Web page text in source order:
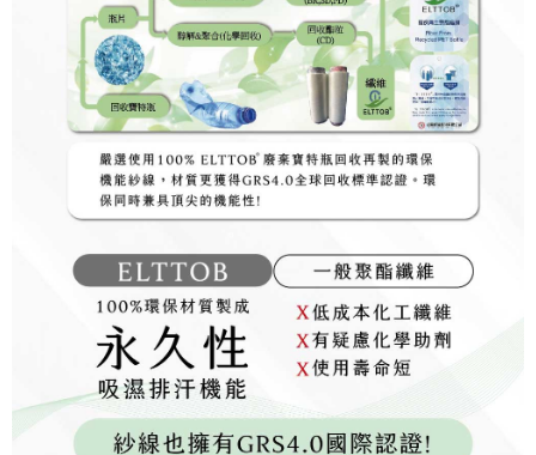
3. Jumlah kelulusan sebenar, bilangan ansuran dan jumlah bayaran
adalah berdasarkan halaman pengesahan transaksi seterusnya.
4. Dalam masa 30 minit selepas pesanan ditubuhkan, jika tidak pergi
untuk mengesahkan transaksi atau jika tidak lulus semakan, pesanan
akan dibatalkan secara automatik. Jika terdapat situasi "pindah untuk
semakan khusus" yang tidak lulus, ini menunjukkan bahawa sistem
penilaian boleh diberikan.
【Penerangan Kaedah Pembayaran】
pembayaran selepas tarikh penyelesaian bulanan.
2. Melalui pautan SMS untuk membuka bil, anda boleh memilih untuk
membayar melalui "Kod bar kedai serbaneka / Kedai rasmi Taiwan
Mobile / Pemindahan bank / Pembayaran J街口 / iPASS MONEY" dan
saluran lain.
【Nota Penting】
1. Perkhidmatan ini disediakan oleh "Taiwan Mobile Co., Ltd." untuk
membolehkan pengguna membeli produk atau perkhidmatan melalui